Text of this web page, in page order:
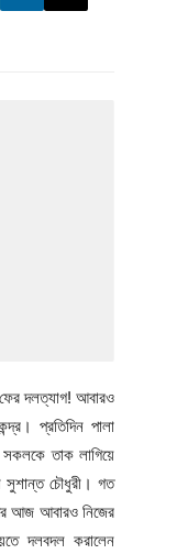
দলত্যাগ! আবারও
প্রতিদিন পালা
তাক লাগিয়ে
সুশান্ত চৌধুরী। গত
আজ আবারও নিজের
দলবদল করালেন